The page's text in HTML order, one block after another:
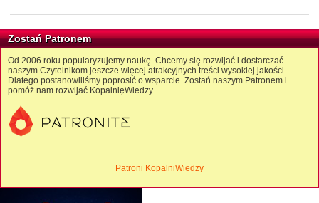
Zostań Patronem
Od 2006 roku popularyzujemy naukę. Chcemy się rozwijać i dostarczać
naszym Czytelnikom jeszcze więcej atrakcyjnych treści wysokiej jakości.
Dlatego postanowiliśmy poprosić o wsparcie. Zostań naszym Patronem i
pomóż nam rozwijać KopalnięWiedzy.
Patroni KopalniWiedzy